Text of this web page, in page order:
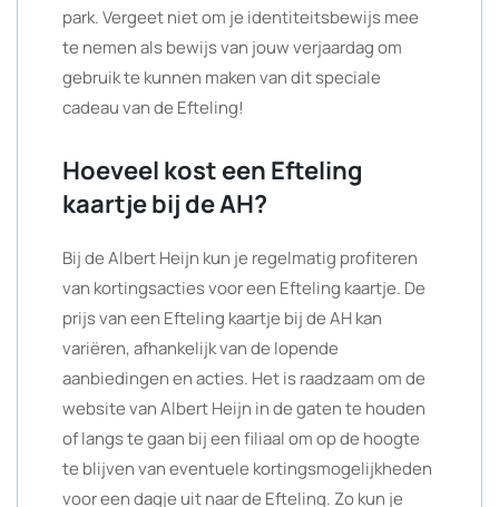
park. Vergeet niet om je identiteitsbewijs mee
te nemen als bewijs van jouw verjaardag om
gebruik te kunnen maken van dit speciale
cadeau van de Efteling!
Hoeveel kost een Efteling
kaartje bij de AH?
Bij de Albert Heijn kun je regelmatig profiteren
van kortingsacties voor een Efteling kaartje. De
prijs van een Efteling kaartje bij de AH kan
variëren, afhankelijk van de lopende
aanbiedingen en acties. Het is raadzaam om de
website van Albert Heijn in de gaten te houden
of langs te gaan bij een filiaal om op de hoogte
te blijven van eventuele kortingsmogelijkheden
voor een dagje uit naar de Efteling. Zo kun je